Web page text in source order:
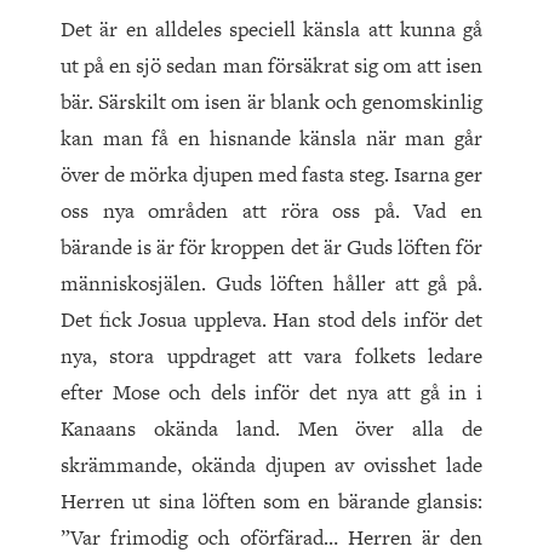
Det är en alldeles speciell känsla att kunna gå
ut på en sjö sedan man försäkrat sig om att isen
bär. Särskilt om isen är blank och genomskinlig
kan man få en hisnande känsla när man går
över de mörka djupen med fasta steg. Isarna ger
oss nya områden att röra oss på. Vad en
bärande is är för kroppen det är Guds löften för
människosjälen. Guds löften håller att gå på.
Det fick Josua uppleva. Han stod dels inför det
nya, stora uppdraget att vara folkets ledare
efter Mose och dels inför det nya att gå in i
Kanaans okända land. Men över alla de
skrämmande, okända djupen av ovisshet lade
Herren ut sina löften som en bärande glansis:
”Var frimodig och oförfärad… Herren är den